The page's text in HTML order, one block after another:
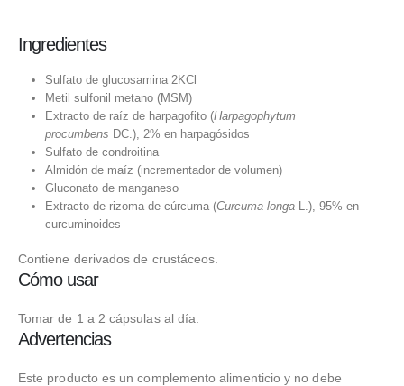
Ingredientes
Sulfato de glucosamina 2KCl
Metil sulfonil metano (MSM)
Extracto de raíz de harpagofito (Harpagophytum
procumbens DC.), 2% en harpagósidos
Sulfato de condroitina
Almidón de maíz (incrementador de volumen)
Gluconato de manganeso
Extracto de rizoma de cúrcuma (Curcuma longaL.), 95% en
curcuminoides
Contiene derivados de crustáceos.
Cómo usar
Tomar de 1 a 2 cápsulas al día.
Advertencias
Este producto es un complemento alimenticio y no debe